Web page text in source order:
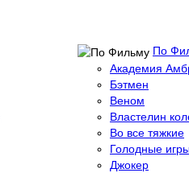
По
Академия
Бэтмен
Веном
Властелин
Во все тяжкие
Голодные
Джокер